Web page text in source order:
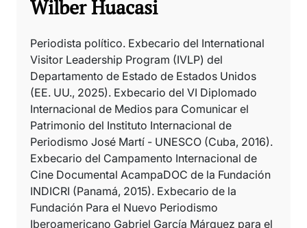
Wilber Huacasi
Periodista político. Exbecario del International
Visitor Leadership Program (IVLP) del
Departamento de Estado de Estados Unidos
(EE. UU., 2025). Exbecario del VI Diplomado
Internacional de Medios para Comunicar el
Patrimonio del Instituto Internacional de
Periodismo José Martí - UNESCO (Cuba, 2016).
Exbecario del Campamento Internacional de
Cine Documental AcampaDOC de la Fundación
INDICRI (Panamá, 2015). Exbecario de la
Fundación Para el Nuevo Periodismo
Iberoamericano Gabriel García Márquez para el